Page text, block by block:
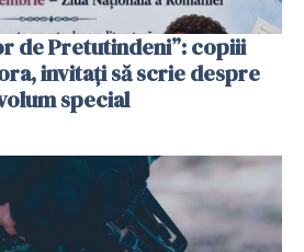
de Pretutindeni”: copiii
invitați să scrie despre
special